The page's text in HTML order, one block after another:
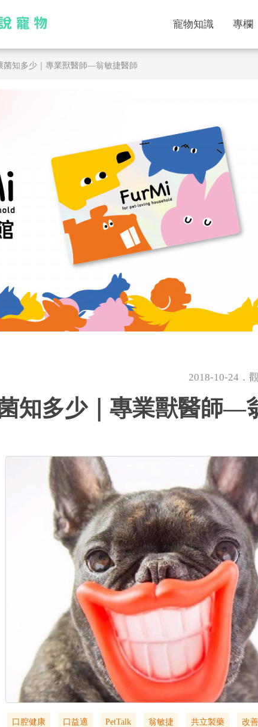
寵物知識 專欄
菌知多少｜專業獸醫師—翁敏捷醫師
2018-10-24．
知多少｜專業獸醫師—
口腔健康 口益適 PetTalk 翁敏捷 共立製藥 改